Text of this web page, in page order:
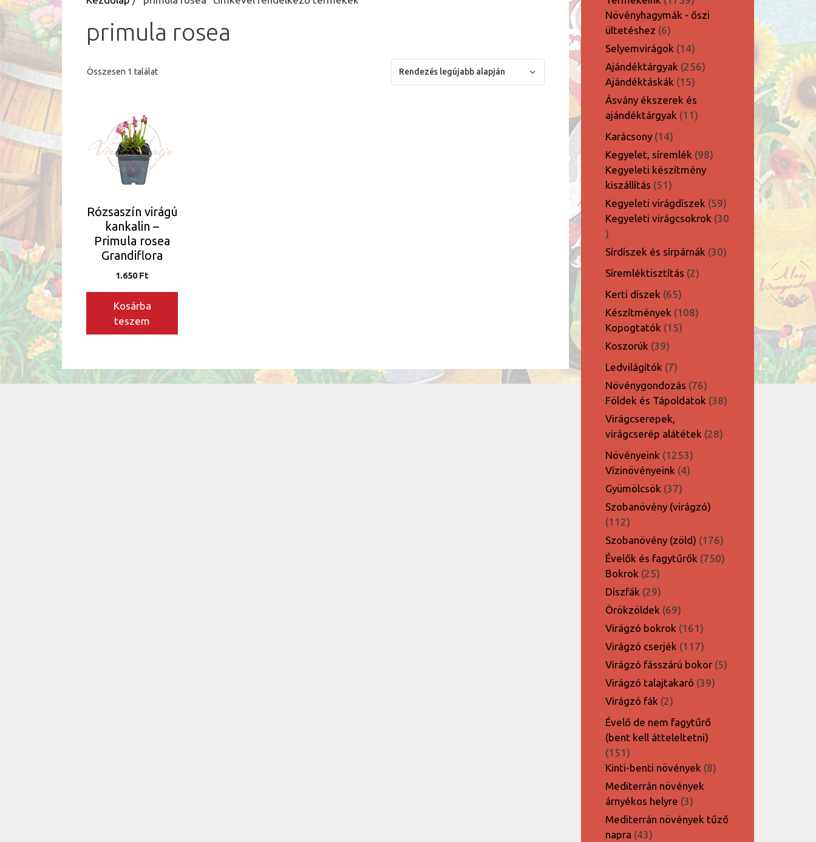
primula rosea
Összesen 1 találat
Rózsaszín virágú
kankalin –
Primula rosea
Grandiflora
1.650Ft
Kosárba
teszem
termék
Növényhagymák - őszi
ültetéshez 66
termék
Selyemvirágok 1414
termék
Ajándéktárgyak 256256
Ajándéktáskák 1515
termék
Ásvány ékszerek és
ajándéktárgyak
1111
Karácsony 1414
termék
Kegyelet, síremlék 9898
Kegyeleti készítmény
kiszállítás 5151
termék
Kegyeleti virágdíszek 5959
termék
Kegyeleti virágcsokrok 30
30
termék
Sírdíszek és sírpárnák 3030
Síremléktisztítás 22
Kerti díszek 6565
termék
Készítmények 108108
Kopogtatók 1515
Koszorúk 3939
termék
Ledvilágítók 77
termék
Növénygondozás 7676
termék
Földek és Tápoldatok 3838
Virágcserepek,
virágcserép alátétek 2828
Növényeink 12531253
termék
Vízinövényeink 44
Gyümölcsök 3737
termék
Szobanövény (virágzó)
112112
termék
Szobanövény (zöld) 176176
termék
Évelők és fagytűrők 750750
Bokrok 2525
termék
Díszfák 2929
termék
Örökzöldek 6969
termék
Virágzó bokrok 161161
termék
Virágzó cserjék 117117
termék
Virágzó fásszárú bokor 55
Virágzó talajtakaró 3939
Virágzó fák 22
termék
Évelő de nem fagytűrő
(bent kell átteleltetni)
151151
termék
Kinti-benti növények 88
Mediterrán növények
árnyékos helyre 33
termék
Mediterrán növények tűző
napra 4343